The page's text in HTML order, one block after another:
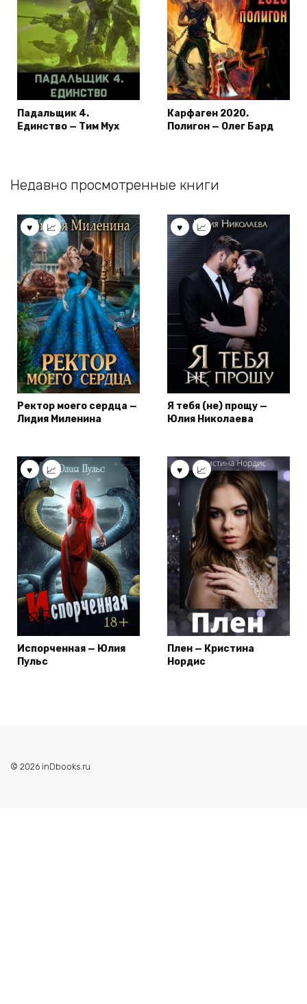
Падальщик 4.
Единство — Тим Мух
Карфаген 2020.
Полигон — Олег Бард
Недавно просмотренные книги
Ректор моего сердца —
Лидия Миленина
Я тебя (не) прощу —
Юлия Николаева
Испорченная — Юлия
Пульс
Плен — Кристина
Нордис
© 2026 inDbooks.ru